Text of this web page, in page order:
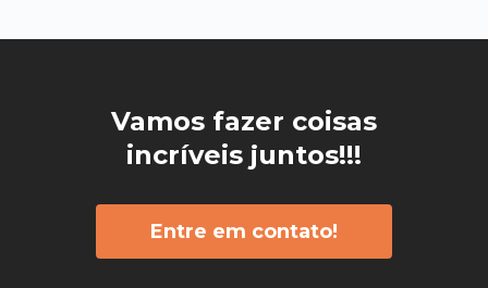
Vamos fazer coisas
incríveis juntos!!!
Entre em contato!